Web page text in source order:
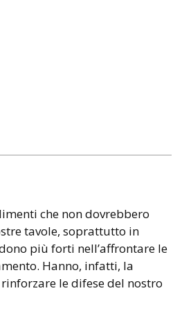
che non dovrebbero
tavole, soprattutto in
più forti nell’affrontare le
Hanno, infatti, la
le difese del nostro